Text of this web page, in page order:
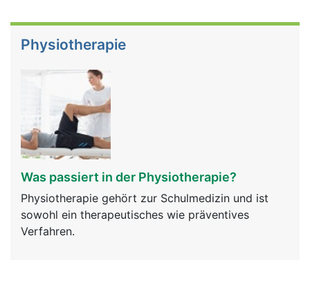
Physiotherapie
Was passiert in der Physiotherapie?
Physiotherapie gehört zur Schulmedizin und ist
sowohl ein therapeutisches wie präventives
Verfahren.